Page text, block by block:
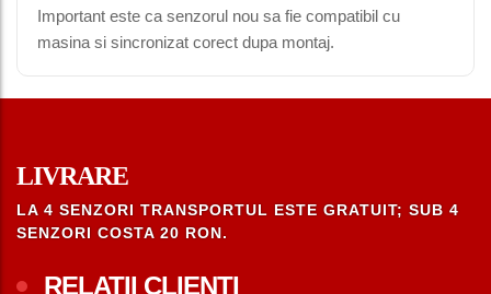
Important este ca senzorul nou sa fie compatibil cu
masina si sincronizat corect dupa montaj.
LIVRARE
LA 4 SENZORI TRANSPORTUL ESTE GRATUIT; SUB 4
SENZORI COSTA 20 RON.
RELATII CLIENTI